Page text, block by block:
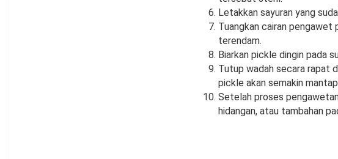
Letakkan sayuran yang
Tuangkan cairan pengawet
terendam.
Biarkan pickle dingin pada
Tutup wadah secara rapat
pickle akan semakin
Setelah proses
hidangan, atau tambahan